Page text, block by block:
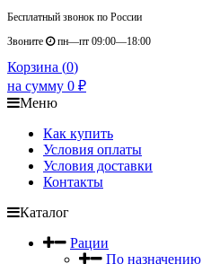
Бесплатный звонок по России
Звоните
пн—пт 09:00—18:00
Корзина (0)
на сумму 0 ₽
Меню
Как купить
Условия оплаты
Условия доставки
Контакты
Каталог
Рации
По назначению